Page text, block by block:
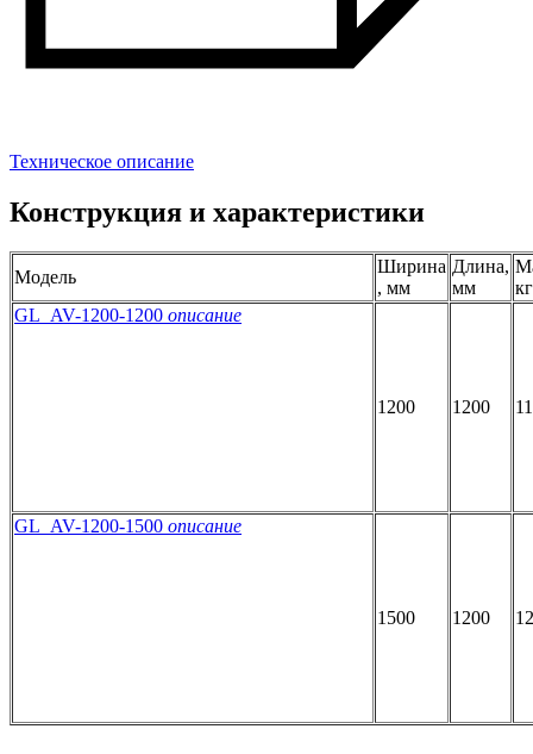
Техническое описание
Конструкция и характеристики
Модель
Ширина
, мм
Длина,
мм
кг
GL_AV-1200-1200 описание
1200 1200
GL_AV-1200-1500 описание
1500 1200